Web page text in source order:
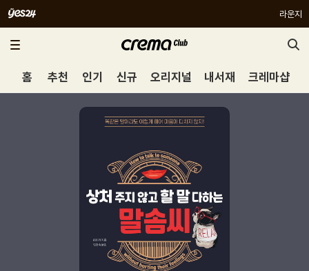
라운지
홈 추천 인기 신규 오리지널 내서재 크레마샵